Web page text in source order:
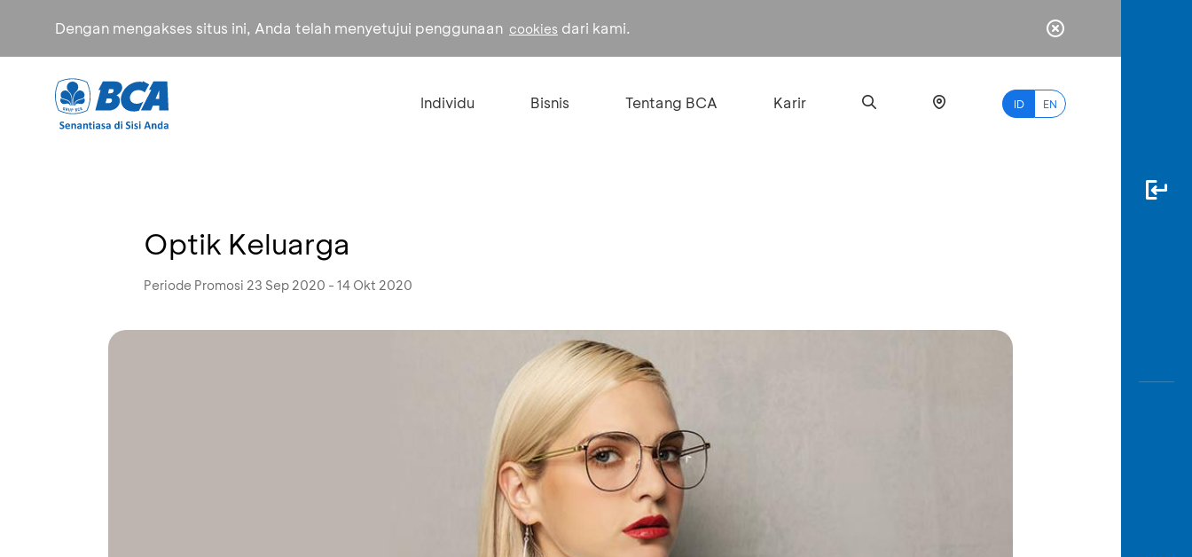
Dengan mengakses situs ini, Anda telah menyetujui penggunaan cookies dari kami.
Individu Bisnis Tentang BCA Karir ID EN
Optik Keluarga
Periode Promosi 23 Sep 2020 - 14 Okt 2020